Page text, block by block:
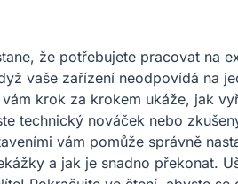
že potřebujete pracovat na
vaše zařízení neodpovídá na
vám krok za krokem ukáže, jak
technický nováček nebo
vám pomůže správně
a jak je snadno překonat.